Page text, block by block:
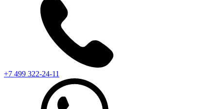
+7 499 322-24-11